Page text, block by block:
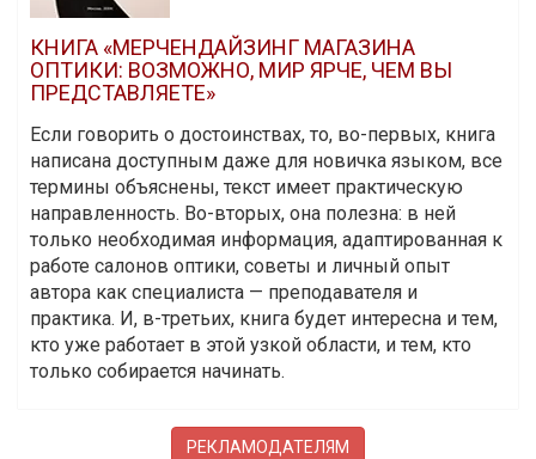
КНИГА «МЕРЧЕНДАЙЗИНГ МАГАЗИНА
ОПТИКИ: ВОЗМОЖНО, МИР ЯРЧЕ, ЧЕМ ВЫ
ПРЕДСТАВЛЯЕТЕ»
Если говорить о достоинствах, то, во-первых, книга
написана доступным даже для новичка языком, все
термины объяснены, текст имеет практическую
направленность. Во-вторых, она полезна: в ней
только необходимая информация, адаптированная к
работе салонов оптики, советы и личный опыт
автора как специалиста — преподавателя и
практика. И, в-третьих, книга будет интересна и тем,
кто уже работает в этой узкой области, и тем, кто
только собирается начинать.
РЕКЛАМОДАТЕЛЯМ